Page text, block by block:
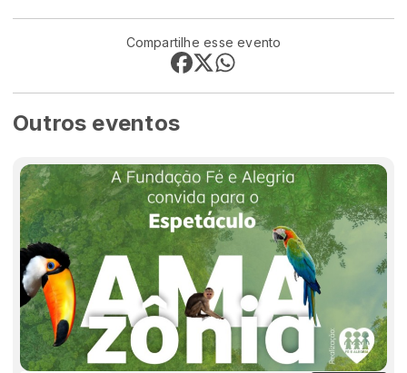
Outros eventos
Compartilhe esse evento